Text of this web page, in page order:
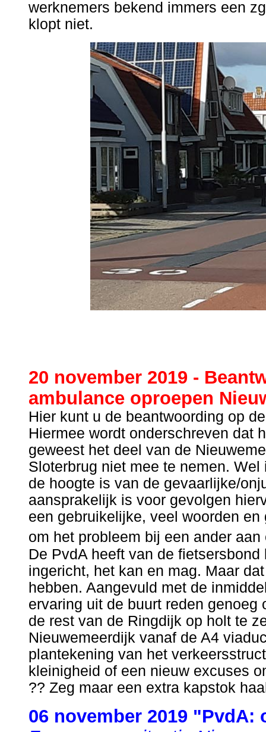
werknemers bekend immers een
klopt niet.
20 november 2019 -
ambulance oproepen
Hier kunt u de beantwoording op
Hiermee wordt onderschreven dat
geweest het deel van de
Sloterbrug niet mee te nemen.
de hoogte is van de gevaarlijke/
aansprakelijk is voor gevolgen
een gebruikelijke, veel woorden
om het probleem bij een ander
De PvdA heeft van de
ingericht, het kan en mag. Maar
hebben. Aangevuld met de
ervaring uit de buurt reden
de rest van de Ringdijk op holt te
Nieuwemeerdijk vanaf de A4
plantekening van het
kleinigheid of een nieuw excuses
?? Zeg maar een extra kapstok
06 november 2019